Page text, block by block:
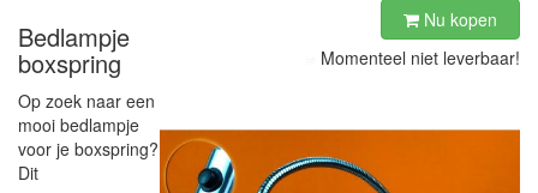
Nu kopen
Momenteel niet leverbaar!
Bedlampje
boxspring
Op zoek naar een
mooi bedlampje
voor je boxspring?
Dit